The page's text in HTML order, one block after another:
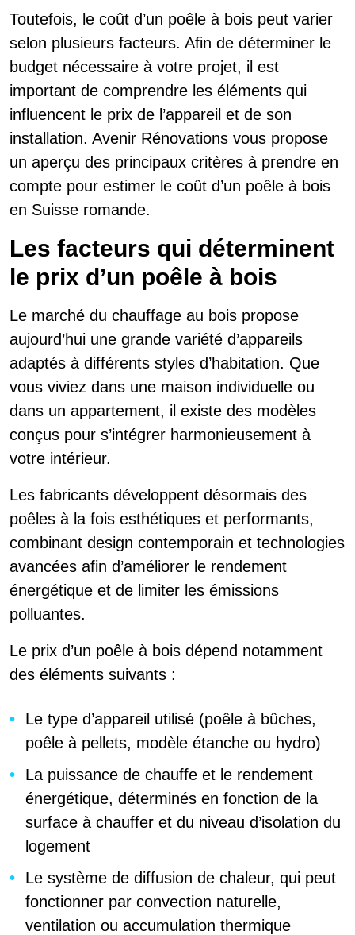
Toutefois, le coût d’un poêle à bois peut varier
selon plusieurs facteurs. Afin de déterminer le
budget nécessaire à votre projet, il est
important de comprendre les éléments qui
influencent le prix de l’appareil et de son
installation. Avenir Rénovations vous propose
un aperçu des principaux critères à prendre en
compte pour estimer le coût d’un poêle à bois
en Suisse romande.
Les facteurs qui déterminent
le prix d’un poêle à bois
Le marché du chauffage au bois propose
aujourd’hui une grande variété d’appareils
adaptés à différents styles d’habitation. Que
vous viviez dans une maison individuelle ou
dans un appartement, il existe des modèles
conçus pour s’intégrer harmonieusement à
votre intérieur.
Les fabricants développent désormais des
poêles à la fois esthétiques et performants,
combinant design contemporain et technologies
avancées afin d’améliorer le rendement
énergétique et de limiter les émissions
polluantes.
Le prix d’un poêle à bois dépend notamment
des éléments suivants :
Le type d’appareil utilisé (poêle à bûches,
poêle à pellets, modèle étanche ou hydro)
La puissance de chauffe et le rendement
énergétique, déterminés en fonction de la
surface à chauffer et du niveau d’isolation du
logement
Le système de diffusion de chaleur, qui peut
fonctionner par convection naturelle,
ventilation ou accumulation thermique